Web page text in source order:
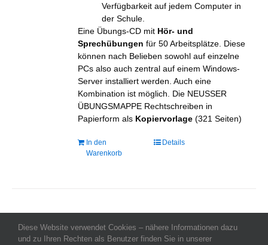
Verfügbarkeit auf jedem Computer in
der Schule.
Eine Übungs-CD mit Hör- und
Sprechübungen für 50 Arbeitsplätze. Diese
können nach Belieben sowohl auf einzelne
PCs also auch zentral auf einem Windows-
Server installiert werden. Auch eine
Kombination ist möglich. Die NEUSSER
ÜBUNGSMAPPE Rechtschreiben in
Papierform als Kopiervorlage (321 Seiten)
In den
Warenkorb
Details
Allgemeine Geschäftsbedingungen -Impressum-Datenschutz-
Kontakt- Copyright celeco®
Diese Website verwendet Cookies – nähere Informationen dazu
und zu Ihren Rechten als Benutzer finden Sie in unserer